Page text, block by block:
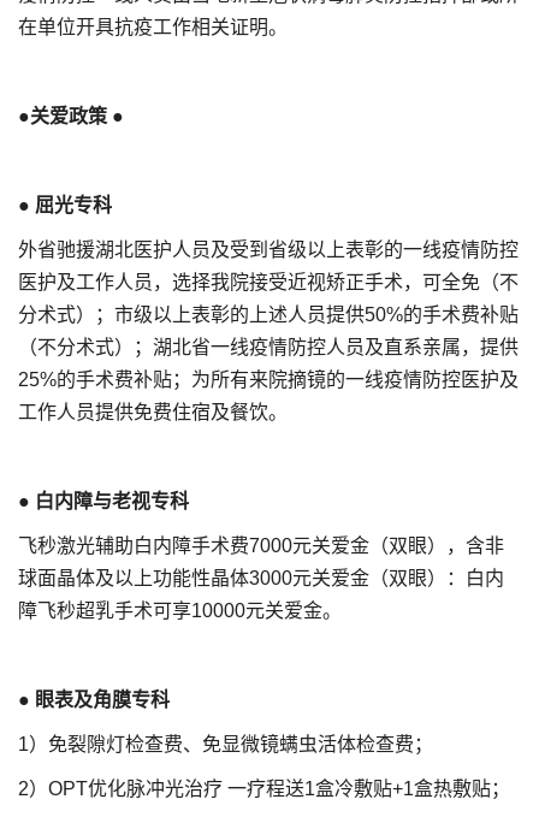
在单位开具抗疫工作相关证明。
●关爱政策 ●
● 屈光专科
外省驰援湖北医护人员及受到省级以上表彰的一线疫情防控
医护及工作人员，选择我院接受近视矫正手术，可全免（不
分术式）；市级以上表彰的上述人员提供50%的手术费补贴
（不分术式）；湖北省一线疫情防控人员及直系亲属，提供
25%的手术费补贴；为所有来院摘镜的一线疫情防控医护及
工作人员提供免费住宿及餐饮。
● 白内障与老视专科
飞秒激光辅助白内障手术费7000元关爱金（双眼），含非
球面晶体及以上功能性晶体3000元关爱金（双眼）：白内
障飞秒超乳手术可享10000元关爱金。
● 眼表及角膜专科
1）免裂隙灯检查费、免显微镜螨虫活体检查费；
2）OPT优化脉冲光治疗 一疗程送1盒冷敷贴+1盒热敷贴；